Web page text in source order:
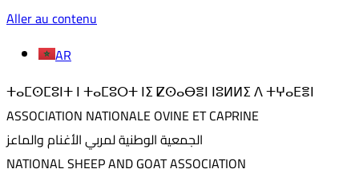
Aller au contenu
AR
ⵜⴰⵎⵙⵎⵓⵏⵜ ⵏ ⵜⴰⵎⵓⵔⵜ ⵏⵉ ⵇⵙⴰⴱⴻⵏ ⵏⵓⵍⵍⵉ ⴷ ⵜⵖⴰⴹⴻⵏ
ASSOCIATION NATIONALE OVINE ET CAPRINE
الجمعية الوطنية لمربي الأغنام والماعز
NATIONAL SHEEP AND GOAT ASSOCIATION